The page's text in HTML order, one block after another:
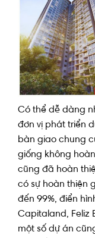
Có thể dễ dàng
đơn vị phát triển
bàn giao chung
giống không
cũng đã hoàn
có sự hoàn thiện
đến 99%, điển
Capitaland, Feliz
một số dự án